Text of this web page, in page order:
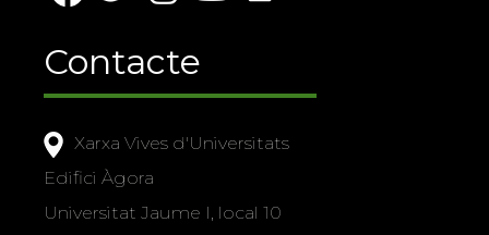
Contacte
Xarxa Vives d'Universitats
Edifici Àgora
Universitat Jaume I, local 10